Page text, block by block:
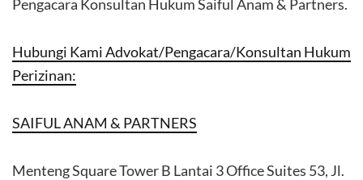
Pengacara Konsultan Hukum Saiful Anam & Partners.
Hubungi Kami Advokat/Pengacara/Konsultan Hukum
Perizinan:
SAIFUL ANAM & PARTNERS
Menteng Square Tower B Lantai 3 Office Suites 53, Jl.